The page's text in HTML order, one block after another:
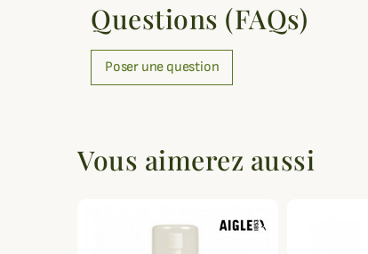
Questions (FAQs)
Poser une question
Vous aimerez aussi